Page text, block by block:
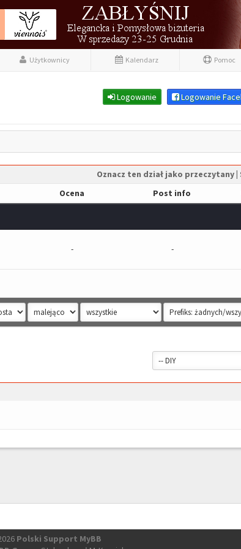
Użytkownicy Kalendarz Pomoc
Logowanie Logowanie
Oznacz ten dział jako przeczytany|
Ocena Post info
- -
Polski Support MyBB